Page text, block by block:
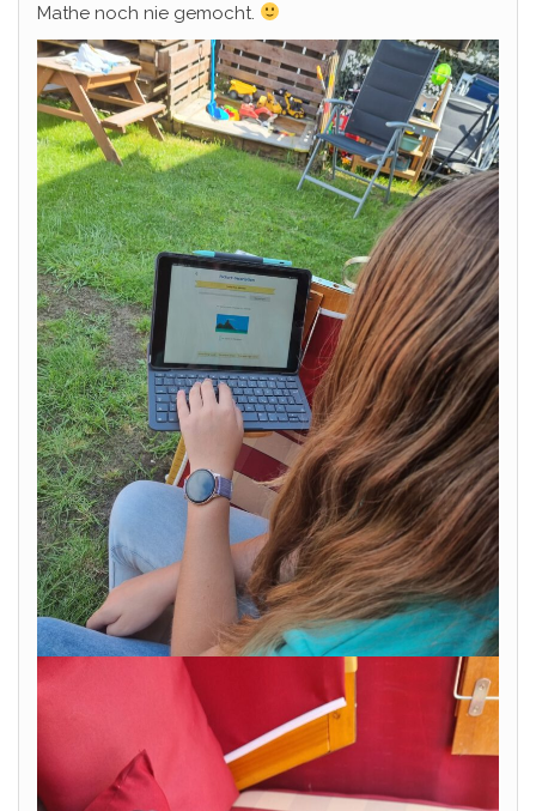
Mathe noch nie gemocht.